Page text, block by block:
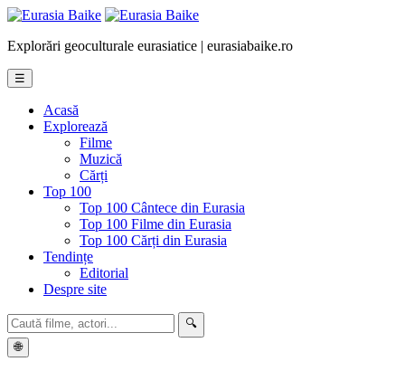
Explorări geoculturale eurasiatice | eurasiabaike.ro
☰
Acasă
Explorează
Filme
Muzică
Cărți
Top 100
Top 100 Cântece din Eurasia
Top 100 Filme din Eurasia
Top 100 Cărți din Eurasia
Tendințe
Editorial
Despre site
🔍
🌐